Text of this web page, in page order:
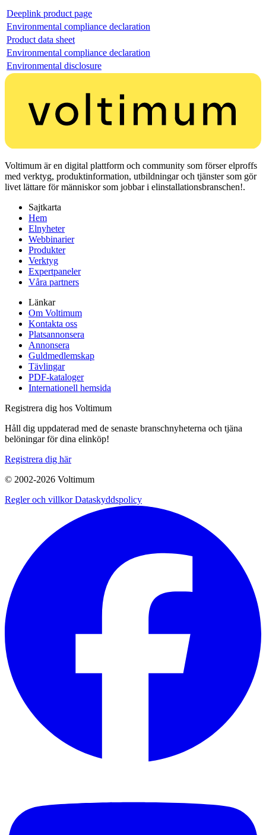
Deeplink product page
Environmental compliance declaration
Product data sheet
Environmental compliance declaration
Environmental disclosure
Voltimum är en digital plattform och community som förser elproffs
med verktyg, produktinformation, utbildningar och tjänster som gör
livet lättare för människor som jobbar i elinstallationsbranschen!.
Sajtkarta
Hem
Elnyheter
Webbinarier
Produkter
Verktyg
Expertpaneler
Våra partners
Länkar
Om Voltimum
Kontakta oss
Platsannonsera
Annonsera
Guldmedlemskap
Tävlingar
PDF-kataloger
Internationell hemsida
Registrera dig hos Voltimum
Håll dig uppdaterad med de senaste branschnyheterna och tjäna
belöningar för dina elinköp!
Registrera dig här
© 2002-2026 Voltimum
Regler och villkorDataskyddspolicy